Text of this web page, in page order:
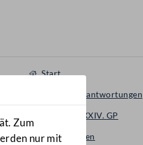
Zum
nur mit
Start
Anfragen & Beantwortungen
Nationalrat - XXIV. GP
Beantwortungen